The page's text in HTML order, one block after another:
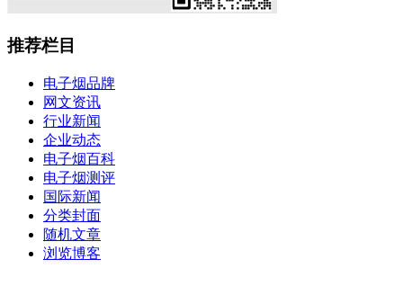
推荐栏目
电子烟品牌
网文资讯
行业新闻
企业动态
电子烟百科
电子烟测评
国际新闻
分类封面
随机文章
浏览博客